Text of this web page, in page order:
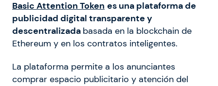
Basic Attention Token es una plataforma de
publicidad digital transparente y
descentralizada basada en la blockchain de
Ethereum y en los contratos inteligentes.
La plataforma permite a los anunciantes
comprar espacio publicitario y atención del